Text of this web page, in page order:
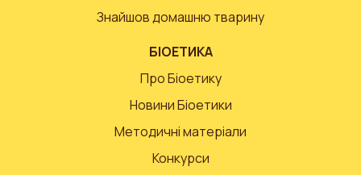
Знайшов домашню тварину
БІОЕТИКА
Про Біоетику
Новини Біоетики
Методичні матеріали
Конкурси